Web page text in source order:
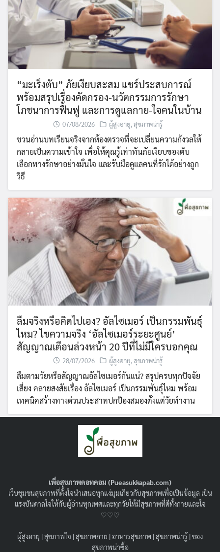
“มะเร็งตับ” ภัยเงียบสะสม แชร์ประสบการณ์
พร้อมสรุปเรื่องคัดกรอง-นวัตกรรมการรักษา
โภชนาการฟื้นฟู และการดูแลกาย-ใจคนในบ้าน
07/08/2026 ผู้สูงอายุ,สุขภาพน่ารู้
ชวนอ่านบทเรียนจริงจากห้องตรวจที่จะเปลี่ยนความกังวลให้
กลายเป็นความเข้าใจ เพื่อให้คุณรู้เท่าทันภัยเงียบของตับ
เลือกทางรักษาอย่างมั่นใจ และรับมือดูแลคนที่รักได้อย่างถูก
วิธี
ลืมจริงหรือคิดไปเอง? อัลไซเมอร์ เป็นกรรมพันธุ์
ไหม? ไขความจริง ‘อัลไซเมอร์ระยะศูนย์’
สัญญาณเตือนล่วงหน้า 20 ปีที่ไม่มีใครบอกคุณ
28/07/2026 ผู้สูงอายุ,สุขภาพน่ารู้
ลืมตามวัยหรือสัญญาณอัลไซเมอร์กันแน่? สรุปครบทุกปัจจัย
เสี่ยง คลายสงสัยเรื่อง อัลไซเมอร์ เป็นกรรมพันธุ์ไหม พร้อม
เทคนิคสร้างทางด่วนประสาทปกป้องสมองตั้งแต่วัยทำงาน
ฟิลเลอร์เพิ่มขนาด HA Filler คืออะไร ?
เพื่อสุขภาพดอทคอม (Pueasukkapab.com)
เว็บชุมชนสุขภาพที่ตั้งใจนำเสนอทุกแง่มุมเกี่ยวกับสุขภาพเพื่อเป็นข้อมูล เป็น
แรงบันดาลใจให้กับผู้อ่านทุกเพศและทุกวัยให้มีสุขภาพที่ดีทั้งกายและใจ
♡♡♡
ผู้สูงอายุ |สุขภาพใจ |สุขภาพกาย |อาหารสุขภาพ |สุขภาพน่ารู้ |ของ
สุขภาพน่าซื้อ